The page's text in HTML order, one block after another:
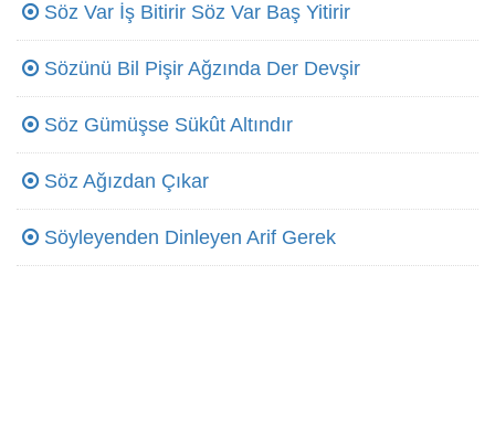
Söz Var İş Bitirir Söz Var Baş Yitirir
Sözünü Bil Pişir Ağzında Der Devşir
Söz Gümüşse Sükût Altındır
Söz Ağızdan Çıkar
Söyleyenden Dinleyen Arif Gerek